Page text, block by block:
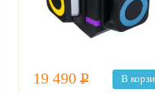
19 490 Р
В